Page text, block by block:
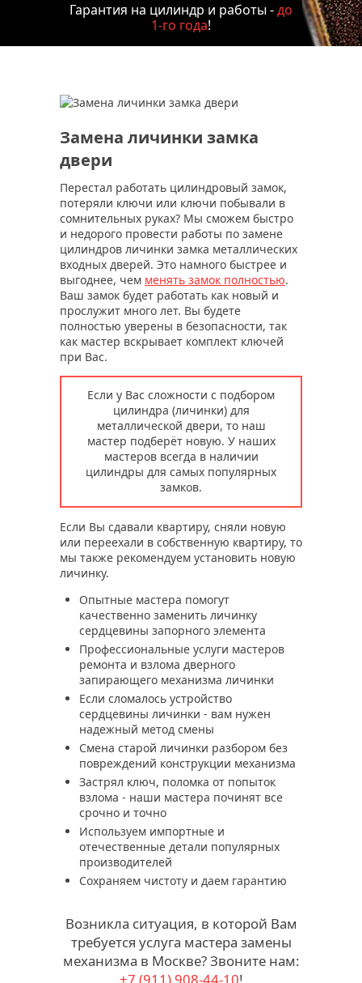
Гарантия на цилиндр и работы -до
1-го года!
Замена личинки замка
двери
Перестал работать цилиндровый замок,
потеряли ключи или ключи побывали в
сомнительных руках? Мы сможем быстро
и недорого провести работы по замене
цилиндров личинки замка металлических
входных дверей. Это намного быстрее и
выгоднее, чем менять замок полностью.
Ваш замок будет работать как новый и
прослужит много лет. Вы будете
полностью уверены в безопасности, так
как мастер вскрывает комплект ключей
при Вас.
Если у Вас сложности с подбором
цилиндра (личинки) для
металлической двери, то наш
мастер подберёт новую. У наших
мастеров всегда в наличии
цилиндры для самых популярных
замков.
Если Вы сдавали квартиру, сняли новую
или переехали в собственную квартиру, то
мы также рекомендуем установить новую
личинку.
Опытные мастера помогут
качественно заменить личинку
сердцевины запорного элемента
Профессиональные услуги мастеров
ремонта и взлома дверного
запирающего механизма личинки
Если сломалось устройство
сердцевины личинки - вам нужен
надежный метод смены
Смена старой личинки разбором без
повреждений конструкции механизма
Застрял ключ, поломка от попыток
взлома - наши мастера починят все
срочно и точно
Используем импортные и
отечественные детали популярных
производителей
Сохраняем чистоту и даем гарантию
Возникла ситуация, в которой Вам
требуется услуга мастера замены
механизма в Москве? Звоните нам: